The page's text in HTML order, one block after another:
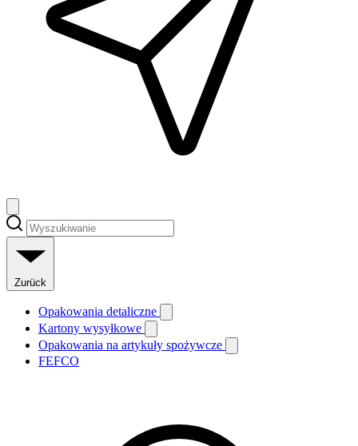
Zurück
Opakowania detaliczne
Kartony wysyłkowe
Opakowania na artykuły spożywcze
FEFCO